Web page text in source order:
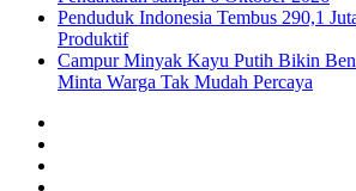
Penduduk Indonesia Tembus 290,1
Produktif
Campur Minyak Kayu Putih Bikin
Minta Warga Tak Mudah Percaya